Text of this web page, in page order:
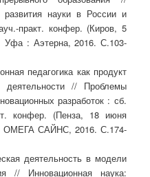
науки в России и
практ. конфер. (Киров, 5
: Аэтерна, 2016. С.103-
педагогика как продукт
деятельности // Проблемы
разработок : сб.
конфер. (Пенза, 18 июня
ОМЕГА САЙНС, 2016. С.174-
деятельность в модели
// Инновационная наука: